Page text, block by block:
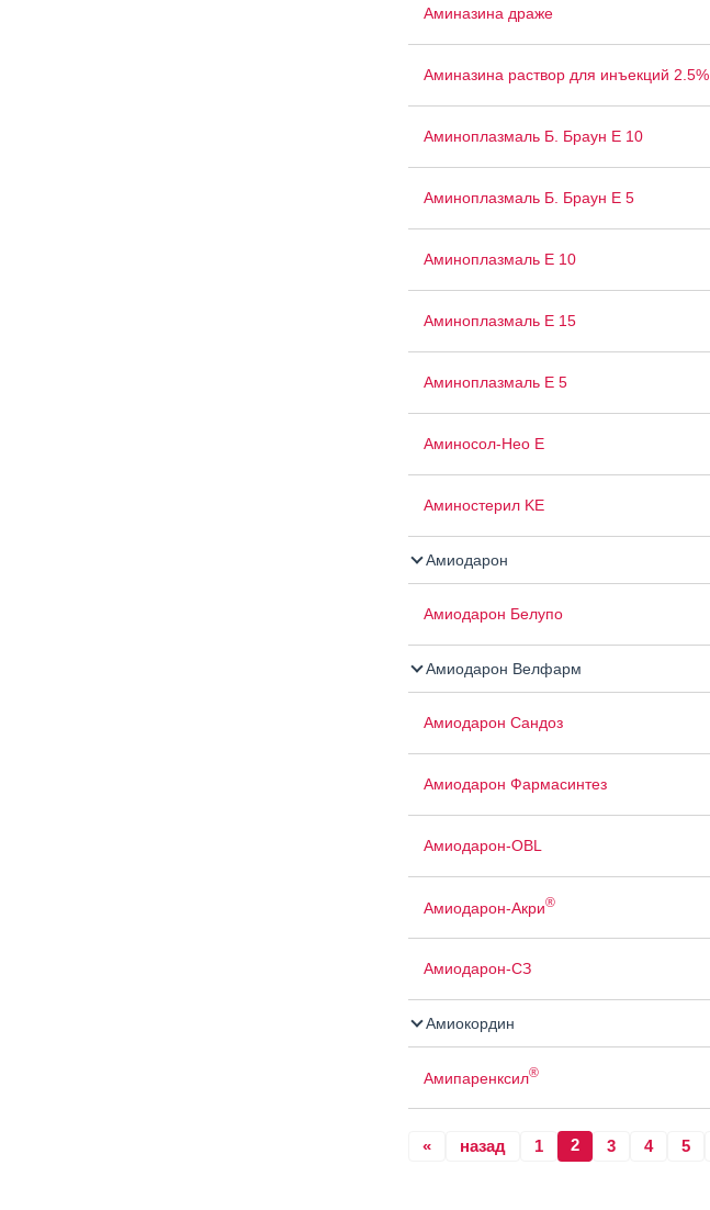
Аминазина драже
Аминазина раствор для инъекций 2.5%
Аминоплазмаль Б. Браун Е 10
Аминоплазмаль Б. Браун Е 5
Аминоплазмаль Е 10
Аминоплазмаль Е 15
Аминоплазмаль Е 5
Аминосол-Нео Е
Аминостерил KE
Амиодарон
Амиодарон Белупо
Амиодарон Велфарм
Амиодарон Сандоз
Амиодарон Фармасинтез
Амиодарон-OBL
Амиодарон-Акри®
Амиодарон-СЗ
Амиокордин
Амипаренксил®
« назад 1 2 3 4 5